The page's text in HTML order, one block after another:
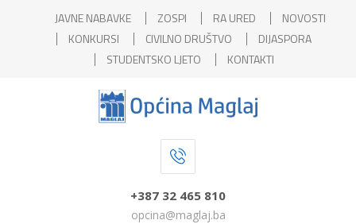
JAVNE NABAVKE ZOSPI RA URED
NOVOSTI
KONKURSI
CIVILNO DRUŠTVO
DIJASPORA
STUDENTSKO LJETO
KONTAKTI
+387 32 465 810
opcina@maglaj.ba